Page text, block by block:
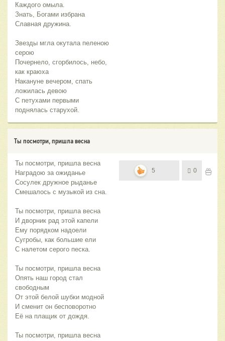
Каждого омыла.
Знать, Богами избрана
Славная дружина.
Звезды мгла окутала пеленою
серою
Почернело, сгорбилось, небо,
как краюха
Накануне вечером, спать
ложилась девою
С петухами первыми
поднялась старухой.
Ты посмотри, пришла весна
Ты посмотри, пришла весна
Наградою за ожиданье
Сосулек дружное рыданье
Смешалось с музыкой из сна.
Ты посмотри, пришла весна
И дворник рад этой капели
Ему порядком надоели
Сугробы, как большие ели
С налетом серого песка.
Ты посмотри, пришла весна
Опять наш город стал
свободным
От этой белой шубки модной
И сменит он бесповоротно
Её на плащик от дождя.
Ты посмотри, пришла весна
5 0